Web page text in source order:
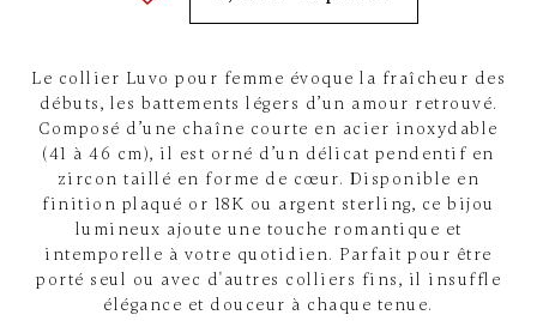
Le collier Luvo pour femme évoque la fraîcheur des
débuts, les battements légers d’un amour retrouvé.
Composé d’une chaîne courte en acier inoxydable
(41 à 46 cm), il est orné d’un délicat pendentif en
zircon taillé en forme de cœur. Disponible en
finition plaqué or 18K ou argent sterling, ce bijou
lumineux ajoute une touche romantique et
intemporelle à votre quotidien. Parfait pour être
porté seul ou avec d'autres colliers fins, il insuffle
élégance et douceur à chaque tenue.